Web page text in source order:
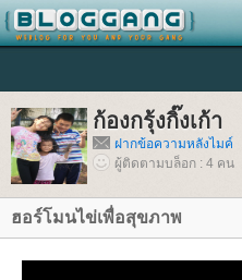
ก้องกรุ้งกิ๊งเก้า
ฝากข้อความหลังไมค์
ผู้ติดตามบล็อก : 4 คน
ฮอร์โมนไข่เพื่อสุขภาพ